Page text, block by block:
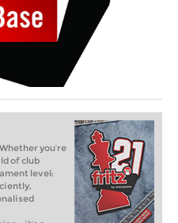
you’re
of club
level: